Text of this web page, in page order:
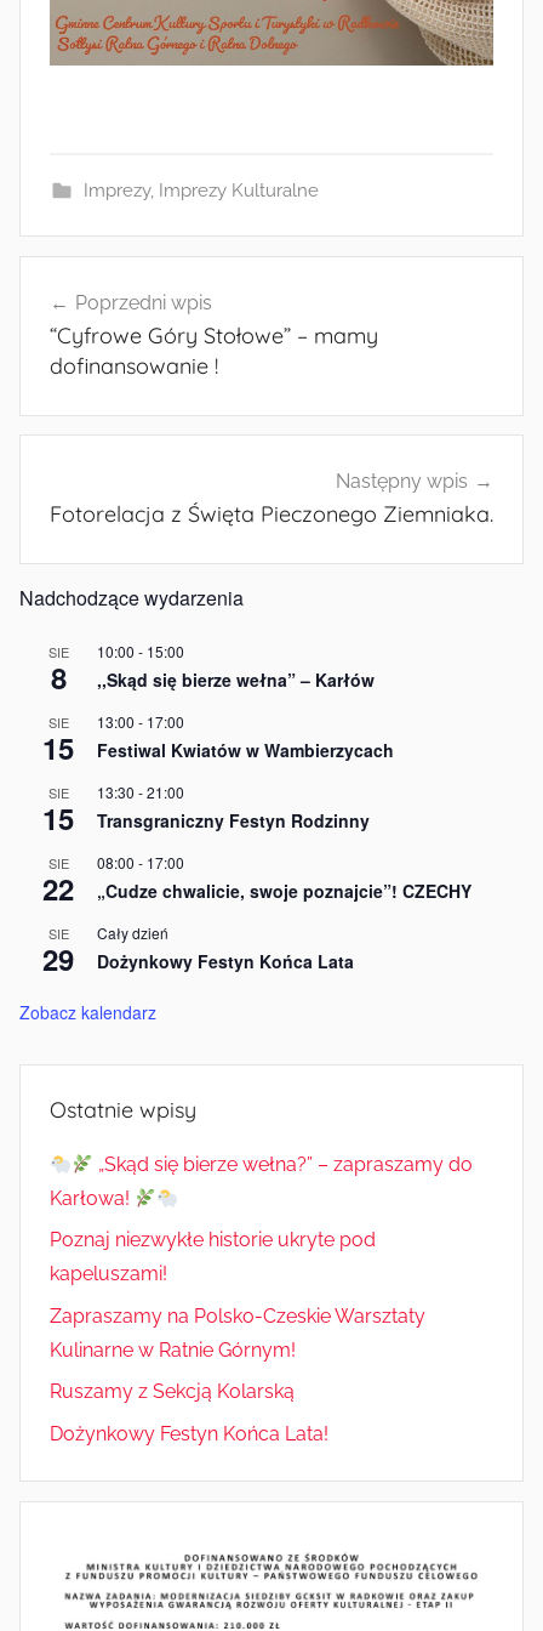
Imprezy, Imprezy Kulturalne
wpisuPoprzedni wpis
“Cyfrowe Góry Stołowe” – mamy
dofinansowanie !
Następny wpis
Fotorelacja z Święta Pieczonego Ziemniaka.
Nadchodzące wydarzenia
SIE
8
10:00 - 15:00
,,Skąd się bierze wełna” – Karłów
SIE
15
13:00 - 17:00
Festiwal Kwiatów w Wambierzycach
SIE
15
13:30 -21:00
Transgraniczny Festyn Rodzinny
SIE
22
08:00 - 17:00
„Cudze chwalicie, swoje poznajcie”! CZECHY
SIE
29
Cały dzień
Dożynkowy Festyn Końca Lata
Zobacz kalendarz
Ostatnie wpisy
„Skąd się bierze wełna?” – zapraszamy do
Karłowa!
Poznaj niezwykłe historie ukryte pod
kapeluszami!
Zapraszamy na Polsko-Czeskie Warsztaty
Kulinarne w Ratnie Górnym!
Ruszamy z Sekcją Kolarską
Dożynkowy Festyn Końca Lata!